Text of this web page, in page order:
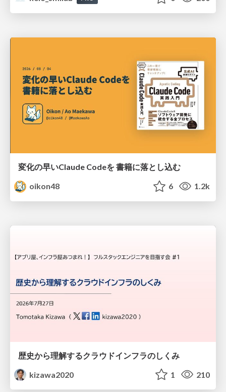
変化の早いClaude Codeを 書籍に落とし込む
oikon48
6 1.2k
歴史から理解するクラウドインフラのしくみ
kizawa2020
1 210